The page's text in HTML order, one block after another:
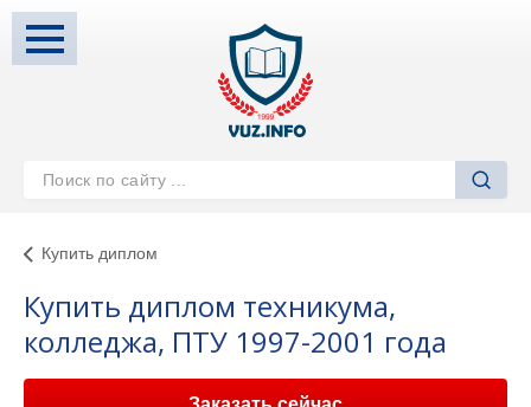
Купить диплом
Купить диплом техникума,
колледжа, ПТУ 1997-2001 года